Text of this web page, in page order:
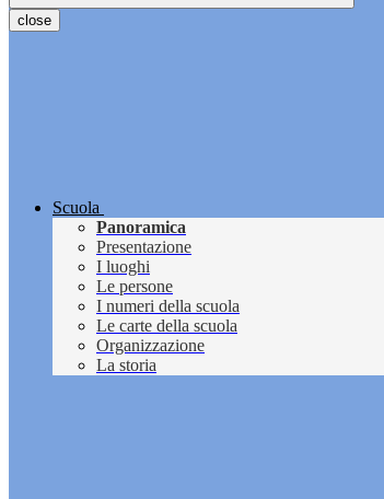
close
Scuola
Panoramica
Presentazione
I luoghi
Le persone
I numeri della scuola
Le carte della scuola
Organizzazione
La storia